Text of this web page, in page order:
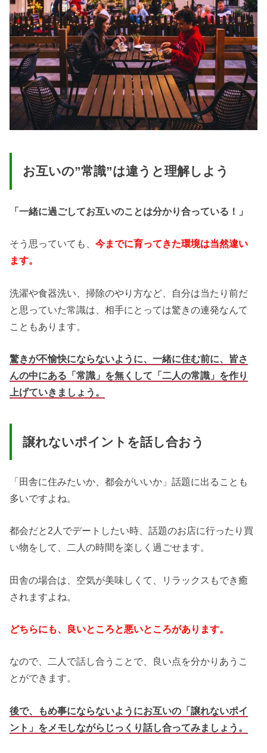
お互いの”常識”は違うと理解しよう
「一緒に過ごしてお互いのことは分かり合っている！」
そう思っていても、今までに育ってきた環境は当然違い
ます。
洗濯や食器洗い、掃除のやり方など、自分は当たり前だ
と思っていた常識は、相手にとっては驚きの連発なんて
こともあります。
驚きが不愉快にならないように、一緒に住む前に、皆さ
んの中にある「常識」を無くして「二人の常識」を作り
上げていきましょう。
譲れないポイントを話し合おう
「田舎に住みたいか、都会がいいか」話題に出ることも
多いですよね。
都会だと2人でデートしたい時、話題のお店に行ったり買
い物をして、二人の時間を楽しく過ごせます。
田舎の場合は、空気が美味しくて、リラックスもでき癒
されますよね。
どちらにも、良いところと悪いところがあります。
なので、二人で話し合うことで、良い点を分かりあうこ
とができます。
後で、もめ事にならないようにお互いの「譲れないポイ
ント」をメモしながらじっくり話し合ってみましょう。